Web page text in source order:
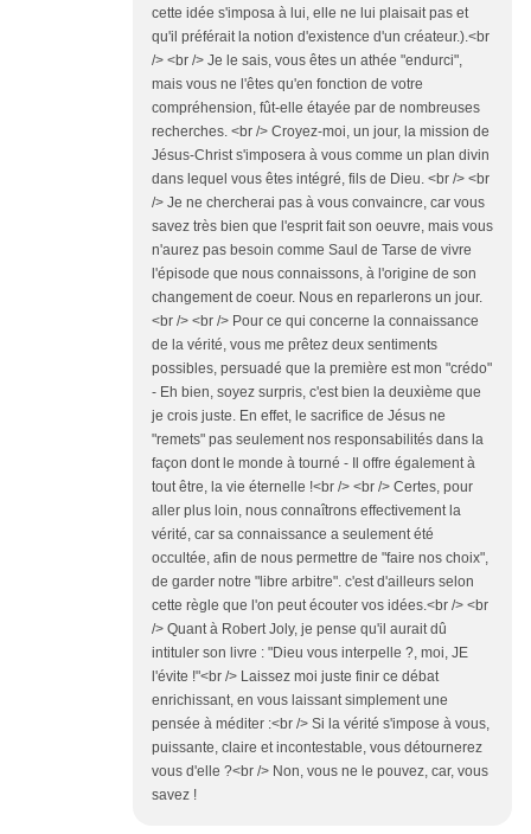
cette idée s'imposa à lui, elle ne lui plaisait pas et
qu'il préférait la notion d'existence d'un créateur.).<br
/> <br /> Je le sais, vous êtes un athée "endurci",
mais vous ne l'êtes qu'en fonction de votre
compréhension, fût-elle étayée par de nombreuses
recherches. <br /> Croyez-moi, un jour, la mission de
Jésus-Christ s'imposera à vous comme un plan divin
dans lequel vous êtes intégré, fils de Dieu. <br /> <br
/> Je ne chercherai pas à vous convaincre, car vous
savez très bien que l'esprit fait son oeuvre, mais vous
n'aurez pas besoin comme Saul de Tarse de vivre
l'épisode que nous connaissons, à l'origine de son
changement de coeur. Nous en reparlerons un jour.
<br /> <br /> Pour ce qui concerne la connaissance
de la vérité, vous me prêtez deux sentiments
possibles, persuadé que la première est mon "crédo"
- Eh bien, soyez surpris, c'est bien la deuxième que
je crois juste. En effet, le sacrifice de Jésus ne
"remets" pas seulement nos responsabilités dans la
façon dont le monde à tourné - Il offre également à
tout être, la vie éternelle !<br /> <br /> Certes, pour
aller plus loin, nous connaîtrons effectivement la
vérité, car sa connaissance a seulement été
occultée, afin de nous permettre de "faire nos choix",
de garder notre "libre arbitre". c'est d'ailleurs selon
cette règle que l'on peut écouter vos idées.<br /> <br
/> Quant à Robert Joly, je pense qu'il aurait dû
intituler son livre : "Dieu vous interpelle ?, moi, JE
l'évite !"<br /> Laissez moi juste finir ce débat
enrichissant, en vous laissant simplement une
pensée à méditer :<br /> Si la vérité s'impose à vous,
puissante, claire et incontestable, vous détournerez
vous d'elle ?<br /> Non, vous ne le pouvez, car, vous
savez !